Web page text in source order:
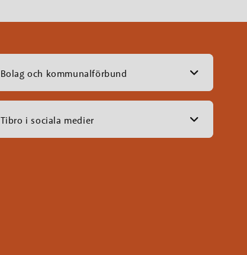
Bolag och kommunalförbund
Tibro i sociala medier